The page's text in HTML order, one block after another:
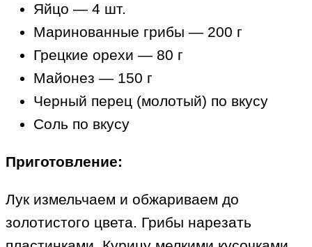
Яйцо — 4 шт.
Маринованные грибы — 200 г
Грецкие орехи — 80 г
Майонез — 150 г
Черный перец (молотый) по вкусу
Соль по вкусу
Приготовление:
Лук измельчаем и обжариваем до
золотистого цвета. Грибы нарезать